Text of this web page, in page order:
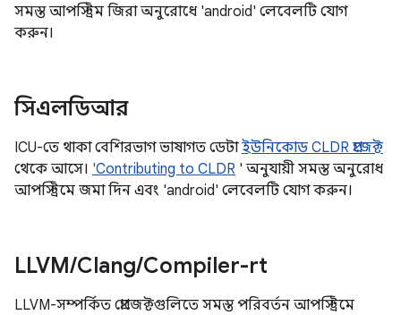
সমস্ত আপস্ট্রিম জিরা অনুরোধে 'android' লেবেলটি যোগ
করুন।
সিএলডিআর
ICU-তে থাকা বেশিরভাগ ভাষাগত ডেটাইউনিকোড CLDR প্রজেক্ট
থেকে আসে। 'Contributing to CLDR ' অনুযায়ী সমস্ত অনুরোধ
আপস্ট্রিমে জমা দিন এবং 'android' লেবেলটি যোগ করুন।
LLVM/Clang/Compiler-rt
LLVM-সম্পর্কিত প্রোজেক্টগুলিতে সমস্ত পরিবর্তন আপস্ট্রিমে